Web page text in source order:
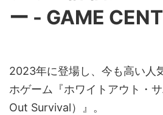
2023年に登場し、今も高い人
ホゲーム『ホワイトアウト・
Out Survival）』。